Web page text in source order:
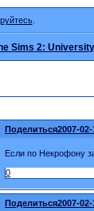
.
Sims 2: University
Поделиться2007-
Если по Некрофону
0
Поделиться2007-